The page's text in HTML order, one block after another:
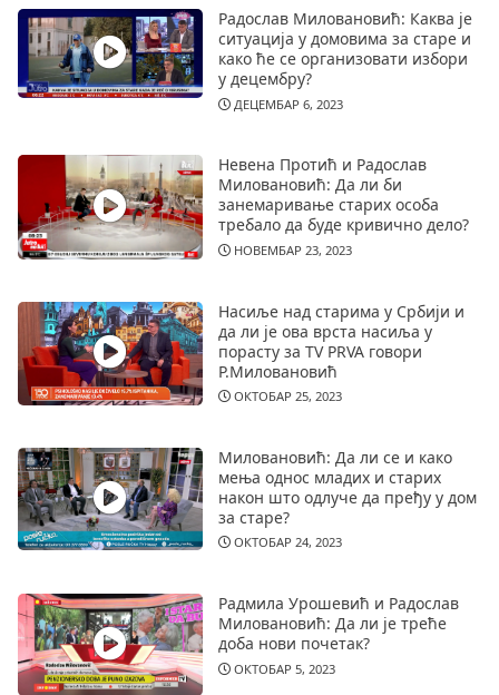
Радослав Миловановић: Каква је
ситуација у домовима за старе и
како ће се организовати избори
у децембру?
ДЕЦЕМБАР 6, 2023
Невена Протић и Радослав
Миловановић: Да ли би
занемаривање старих особа
требало да буде кривично дело?
НОВЕМБАР 23, 2023
Насиље над старима у Србији и
да ли је ова врста насиља у
порасту за TV PRVA говори
Р.Миловановић
ОКТОБАР 25, 2023
Миловановић: Да ли се и како
мења однос младих и старих
након што одлуче да пређу у дом
за старе?
ОКТОБАР 24, 2023
Радмила Урошевић и Радослав
Миловановић: Да ли је треће
доба нови почетак?
ОКТОБАР 5, 2023